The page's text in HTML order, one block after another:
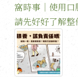
窩時事｜使用口
請先好好了解整